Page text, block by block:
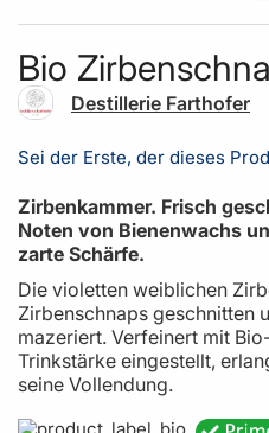
Skip to the beginning of the
Bio
Destillerie Farthofer
Sei der Erste, der dieses
Zirbenkammer. Frisch
Noten von Bienenwachs
zarte Schärfe.
Die violetten weiblichen
Zirbenschnaps geschnitten
mazeriert. Verfeinert mit
Trinkstärke eingestellt,
seine Vollendung.